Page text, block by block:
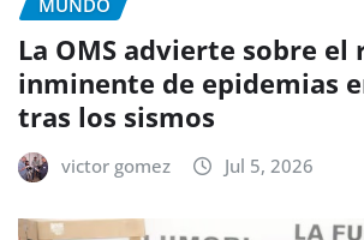
MUNDO
La OMS advierte sobre el
inminente de epidemias
tras los sismos
victor gomez Jul 5, 2026